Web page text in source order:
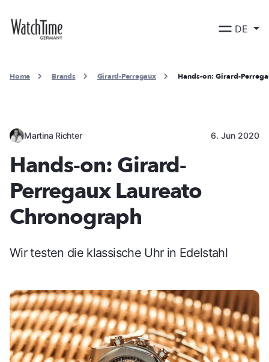
DE
Home Brands Girard-Perregaux Hands-on: Girard-
Martina Richter 6. Jun 2020
Hands-on: Girard-
Perregaux Laureato
Chronograph
Wir testen die klassische Uhr in Edelstahl